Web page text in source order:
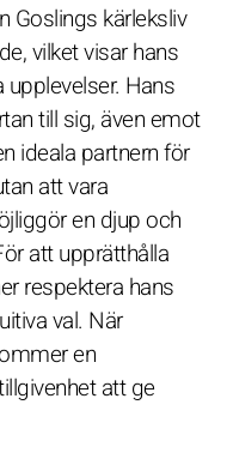
Goslings kärleksliv
vilket visar hans
Hans
till sig, även emot
ideala partnern för
att vara
en djup och
att upprätthålla
respektera hans
val. När
en
att ge